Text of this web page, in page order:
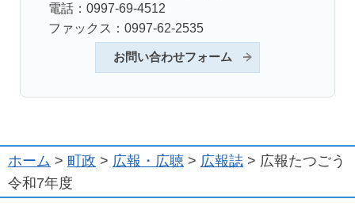
電話：0997-69-4512
ファックス：0997-62-2535
お問い合わせフォーム
ホーム > 町政 > 広報・広聴 > 広報誌 > 広報たつごう
令和7年度